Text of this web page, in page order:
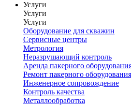
Услуги
Услуги
Услуги
Оборудование для скважин
Сервисные центры
Метрология
Неразрушающий контроль
Аренда пакерного
Ремонт пакерного оборудования
Инженерное сопровождение
Контроль качества
Металлообработка